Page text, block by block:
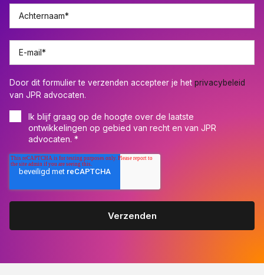
Achternaam*
E-mail*
Door dit formulier te verzenden accepteer je het privacybeleid
van JPR advocaten.
Ik blijf graag op de hoogte over de laatste
ontwikkelingen op gebied van recht en van JPR
advocaten. *